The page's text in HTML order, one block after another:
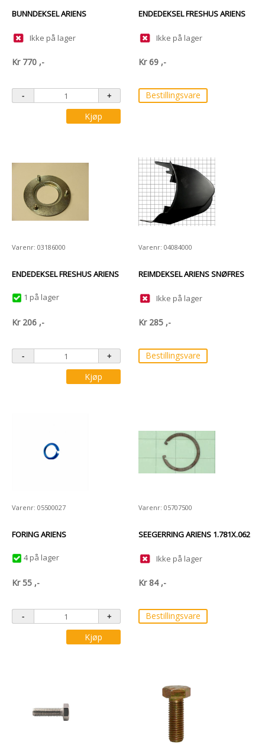
BUNNDEKSEL ARIENS
Ikke på lager
Kr 770 ,-
Kjøp
ENDEDEKSEL FRESHUS ARIENS
Ikke på lager
Kr69 ,-
Bestillingsvare
Varenr: 03186000
ENDEDEKSEL FRESHUS ARIENS
1 på lager
Kr 206 ,-
Kjøp
Varenr: 04084000
REIMDEKSEL ARIENS SNØFRES
Ikke på lager
Kr 285 ,-
Bestillingsvare
Varenr: 05500027
FORING ARIENS
4 på lager
Kr55 ,-
Kjøp
Varenr: 05707500
SEEGERRING ARIENS 1.781X.062
Ikke på lager
Kr 84 ,-
Bestillingsvare